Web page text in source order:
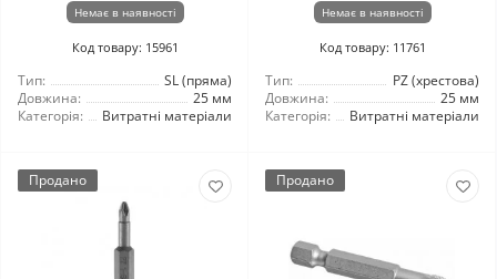
Немає в наявності
Код товару: 15961
Тип:
SL (пряма)
Довжина:
25 мм
Категорія:
Витратні матеріали
Немає в наявності
Код товару: 11761
Тип:
PZ (хрестова)
Довжина:
25 мм
Категорія:
Витратні матеріали
Продано Продано